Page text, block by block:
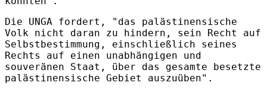
Die UNGA fordert, "das palästinensische
Volk nicht daran zu hindern, sein Recht auf
Selbstbestimmung, einschließlich seines
Rechts auf einen unabhängigen und
souveränen Staat, über das gesamte besetzte
palästinensische Gebiet auszuüben".